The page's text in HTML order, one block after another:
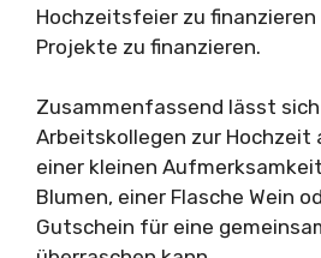
Hochzeitsfeier zu
Projekte zu finanzieren.
Zusammenfassend lässt
Arbeitskollegen zur Hochzeit
einer kleinen
Blumen, einer Flasche Wein
Gutschein für eine